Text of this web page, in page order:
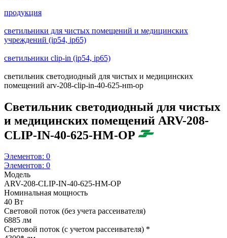
продукция
светильники для чистых помещений и медицинских
учреждений (ip54, ip65)
светильники clip-in (ip54, ip65)
светильник светодиодный для чистых и медицинских
помещений arv-208-clip-in-40-625-нm-op
Светильник светодиодный для чистых
и медицинских помещений ARV-208-
CLIP-IN-40-625-НM-OP
Элементов: 0
Элементов: 0
Модель
ARV-208-CLIP-IN-40-625-НM-OP
Номинальная мощность
40 Вт
Световой поток (без учета рассеивателя)
6885 лм
Световой поток (с учетом рассеивателя) *